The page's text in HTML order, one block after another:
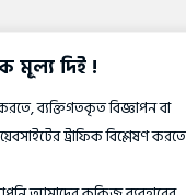
মূল্য দিই !
ব্যক্তিগতকৃত বিজ্ঞাপন বা
ট্রাফিক বিশ্লেষণ করতে